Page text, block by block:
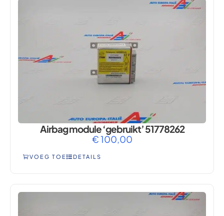
Airbag module ‘gebruikt’ 51778262
€100,00
VOEG TOE DETAILS